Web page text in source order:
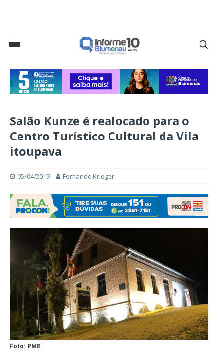
Salão Kunze é realocado para o
Centro Turístico Cultural da Vila
itoupava
05/04/2019 Fernando Krieger
Foto: PMB